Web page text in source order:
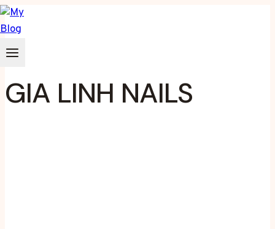
Zum
Inhalt
springen
GIA LINH NAILS